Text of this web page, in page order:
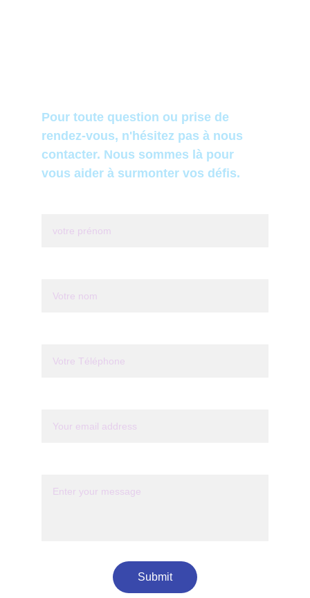
Pour toute question ou prise de
rendez-vous, n'hésitez pas à nous
contacter. Nous sommes là pour
vous aider à surmonter vos défis.
Submit